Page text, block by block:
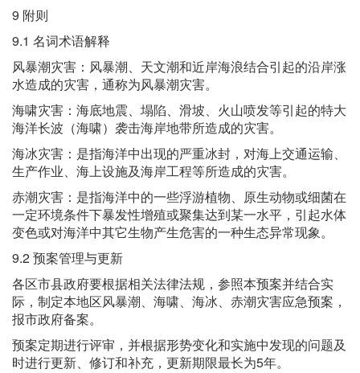
9 附则
9.1 名词术语解释
风暴潮灾害：风暴潮、天文潮和近岸海浪结合引起的沿岸涨
水造成的灾害，通称为风暴潮灾害。
海啸灾害：海底地震、塌陷、滑坡、火山喷发等引起的特大
海洋长波（海啸）袭击海岸地带所造成的灾害。
海冰灾害：是指海洋中出现的严重冰封，对海上交通运输、
生产作业、海上设施及海岸工程等所造成的灾害。
赤潮灾害：是指海洋中的一些浮游植物、原生动物或细菌在
一定环境条件下暴发性增殖或聚集达到某一水平，引起水体
变色或对海洋中其它生物产生危害的一种生态异常现象。
9.2 预案管理与更新
各区市县政府要根据相关法律法规，参照本预案并结合实
际，制定本地区风暴潮、海啸、海冰、赤潮灾害应急预案，
报市政府备案。
预案定期进行评审，并根据形势变化和实施中发现的问题及
时进行更新、修订和补充，更新期限最长为5年。